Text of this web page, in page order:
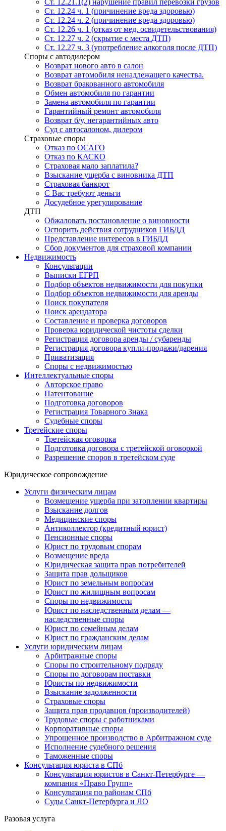
Ст. 12.21.1(2) нарушение правил перевозки грузов
Ст. 12.24 ч. 1 (причинение вреда здоровью)
Ст. 12.24 ч. 2 (причинение вреда здоровью)
Ст. 12.26 ч. 1 (отказ от мед. освидетельствования)
Ст. 12.27 ч. 2 (скрытие с места ДТП)
Ст. 12.27 ч. 3 (употребление алкоголя после ДТП)
Споры с автодилером
Возврат нового авто в салон
Возврат автомобиля ненадлежащего качества.
Возврат бракованного автомобиля
Обмен автомобиля по гарантии
Замена автомобиля по гарантии
Гарантийный ремонт автомобиля
Возврат б/у, негарантийных авто
Суд с автосалоном, дилером
Страховые споры
Отказ по ОСАГО
Отказ по КАСКО
Страховая мало заплатила?
Взыскание ущерба с виновника ДТП
Страховая банкрот
С Вас требуют деньги
Досудебное урегулирование
ДТП
Обжаловать постановление о виновности
Оспорить действия сотрудников ГИБДД
Представление интересов в ГИБДД
Сбор документов для страховой компании
Недвижимость
Консультации
Выписки ЕГРП
Подбор объектов недвижимости для покупки
Подбор объектов недвижимости для аренды
Поиск покупателя
Поиск арендатора
Составление и проверка договоров
Проверка юридической чистоты сделки
Регистрация договора аренды / субаренды
Регистрация договора купли-продажи/дарения
Приватизация
Cпоры с недвижимостью
Интеллектуальные споры
Авторское право
Патентование
Подготовка договоров
Регистрация Товарного Знака
Судебные споры
Третейские споры
Третейская оговорка
Подготовка договора с третейской оговоркой
Разрешение споров в третейском суде
Юридическое сопровождение
Услуги физическим лицам
Возмещение ущерба при затоплении квартиры
Взыскание долгов
Медицинские споры
Антиколлектор (кредитный юрист)
Пенсионные споры
Юрист по трудовым спорам
Возмещение вреда
Юридическая защита прав потребителей
Защита прав дольщиков
Юрист по земельным вопросам
Юрист по жилищным вопросам
Споры по недвижимости
Юрист по наследственным делам —
наследственные споры
Юрист по семейным делам
Юрист по гражданским делам
Услуги юридическим лицам
Арбитражные споры
Споры по строительному подряду
Споры по договорам поставки
Юристы по недвижимости
Взыскание задолженности
Страховые споры
Защита прав продавцов (производителей)
Трудовые споры с работниками
Корпоративные споры
Упрощенное производство в Арбитражном суде
Исполнение судебного решения
Таможенные споры
Консультация юриста в СПб
Консультация юристов в Санкт-Петербурге —
компания «Право Групп»
Консультация по районам СПб
Суды Санкт-Петербурга и ЛО
Разовая услуга